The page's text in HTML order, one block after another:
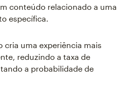
conteúdo relacionado a uma
específica.
cria uma experiência mais
reduzindo a taxa de
a probabilidade de